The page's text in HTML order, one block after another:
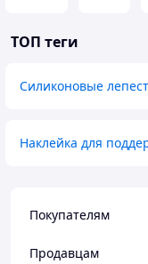
ТОП теги
Силиконовые
Наклейка для
Покупателям
Продавцам